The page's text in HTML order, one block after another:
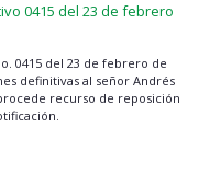
0415 del 23 de febrero
0415 del 23 de febrero de
definitivas al señor Andrés
recurso de reposición